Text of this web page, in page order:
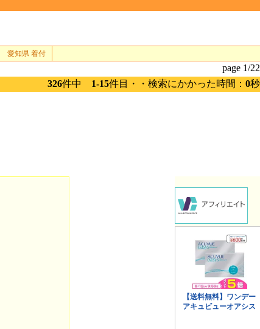
page 1/22
326件中 1-15件目・・検索にかかった時間： 0秒
愛知県 着付